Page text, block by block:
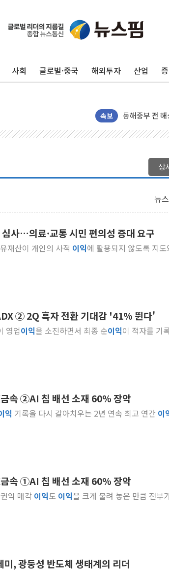
사회 글로벌·중국 해외투자 산업
속보
'화합' 꺼낸
李대통령, ISA
연일 폭염에
中 전방위 아
동해시,
강원 중·남부
폭염에 車 운
'호우 특보' 경
주말 무더위·
한상협, 업계
민주당, 오늘
뉴욕증시, 고
트럼프, 쿡
상
뉴
사…의료·교통 시민 편의성 증대 요구
재산이 개인의 사적 이익에 활용되지 않도록 지도
② 2Q 흑자 전환 기대감 '41% 뛴다'
영업이익을 소진하면서 최종 순이익이 적자를 기
속 ②AI 칩 배선 소재 60% 장악
익 기록을 다시 갈아치우는 2년 연속 최고 연간 이
속 ①AI 칩 배선 소재 60% 장악
익 매각 이익도 이익을 크게 불려 놓은 만큼 전부
, 광둥성 반도체 생태계의 리더